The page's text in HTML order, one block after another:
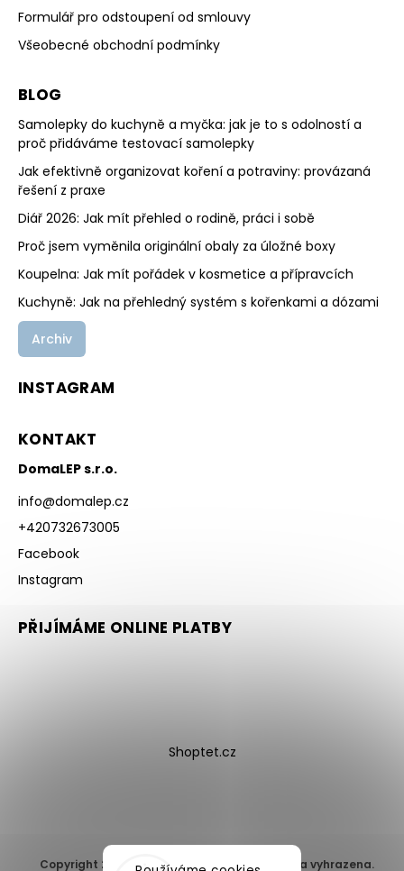
Formulář pro odstoupení od smlouvy
Všeobecné obchodní podmínky
BLOG
Samolepky do kuchyně a myčka: jak je to s odolností a
proč přidáváme testovací samolepky
Jak efektivně organizovat koření a potraviny: provázaná
řešení z praxe
Diář 2026: Jak mít přehled o rodině, práci i sobě
Proč jsem vyměnila originální obaly za úložné boxy
Koupelna: Jak mít pořádek v kosmetice a přípravcích
Kuchyně: Jak na přehledný systém s kořenkami a dózami
Archiv
INSTAGRAM
KONTAKT
DomaLEP s.r.o.
info@domalep.cz
+420732673005
Facebook
Instagram
PŘIJÍMÁME ONLINE PLATBY
Shoptet.cz
Copyright 2026 DomaLEP s.r.o. . Všechna práva vyhrazena.